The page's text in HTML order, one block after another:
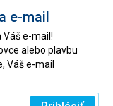
e-mail
e-mail!
alebo plavbu
Váš e-mail